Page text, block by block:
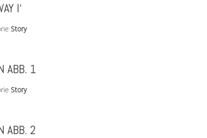
I‘
Story
ABB. 1
Story
ABB. 2